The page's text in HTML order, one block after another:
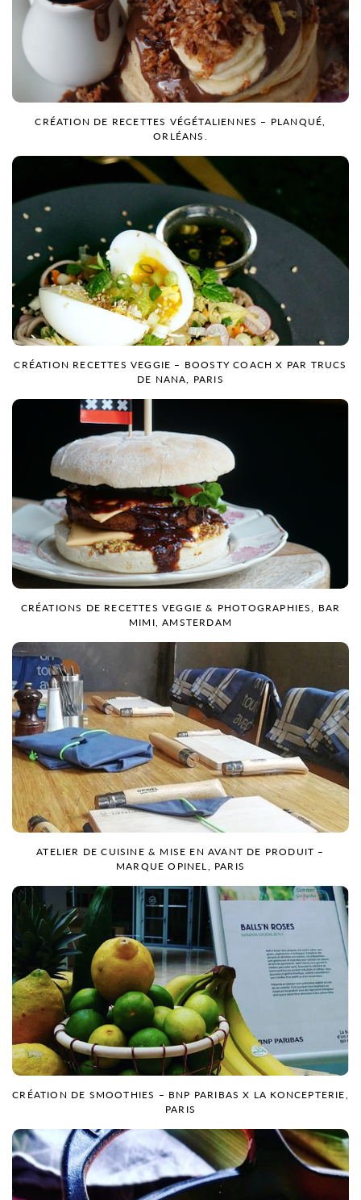
CRÉATION DE RECETTES VÉGÉTALIENNES – PLANQUÉ,
ORLÉANS.
CRÉATION RECETTES VEGGIE – BOOSTY COACH X PAR TRUCS
DE NANA, PARIS
CRÉATIONS DE RECETTES VEGGIE & PHOTOGRAPHIES, BAR
MIMI, AMSTERDAM
ATELIER DE CUISINE & MISE EN AVANT DE PRODUIT –
MARQUE OPINEL, PARIS
CRÉATION DE SMOOTHIES – BNP PARIBAS X LA KONCEPTERIE,
PARIS